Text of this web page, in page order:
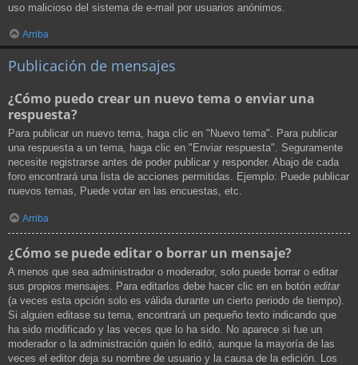
uso malicioso del sistema de e-mail por usuarios anónimos.
Arriba
Publicación de mensajes
¿Cómo puedo crear un nuevo tema o enviar una
respuesta?
Para publicar un nuevo tema, haga clic en "Nuevo tema". Para publicar
una respuesta a un tema, haga clic en "Enviar respuesta". Seguramente
necesite registrarse antes de poder publicar y responder. Abajo de cada
foro encontrará una lista de acciones permitidas. Ejemplo: Puede publicar
nuevos temas, Puede votar en las encuestas, etc.
Arriba
¿Cómo se puede editar o borrar un mensaje?
A menos que sea administrador o moderador, solo puede borrar o editar
sus propios mensajes. Para editarlos debe hacer clic en en botón editar
(a veces esta opción solo es válida durante un cierto periodo de tiempo).
Si alguien editase su tema, encontrará un pequeño texto indicando que
ha sido modificado y las veces que lo ha sido. No aparece si fue un
moderador o la administración quién lo editó, aunque la mayoría de las
veces el editor deja su nombre de usuario y la causa de la edición. Los